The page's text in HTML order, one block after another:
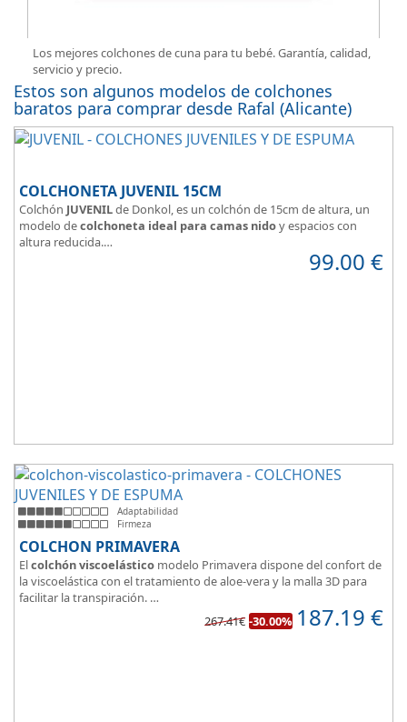
Los mejores colchones de cuna para tu bebé. Garantía, calidad,
servicio y precio.
Estos son algunos modelos de colchones
baratos para comprar desde Rafal (Alicante)
COLCHONETA JUVENIL 15CM
Colchón JUVENILde Donkol, es un colchón de 15cm de altura, un
modelo decolchoneta ideal para camas nidoy espacios con
altura reducida.
suelen elegir
99.00 €
Adaptabilidad
Firmeza
COLCHON PRIMAVERA
Elcolchón viscoelástico modelo Primavera dispone del confort de
la viscoelástica con el tratamiento de aloe-vera y la malla 3D para
facilitar la transpiración.
Según medida del colchón estamos hablando tanto de un colchón
267.41€ -30.00% 187.19 €